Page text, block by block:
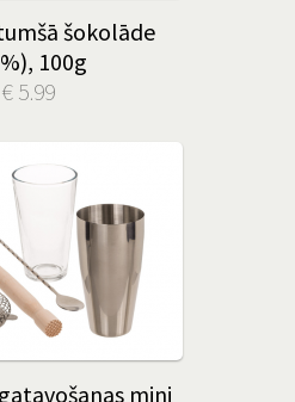
šokolāde
100g
€ 5.99
mini